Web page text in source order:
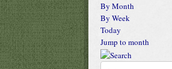
By Month
By Week
Today
Jump to month